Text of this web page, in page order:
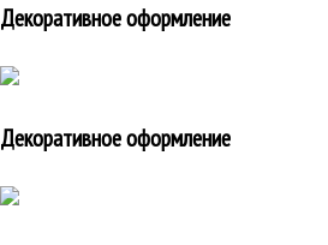
Декоративное оформление
Декоративное оформление